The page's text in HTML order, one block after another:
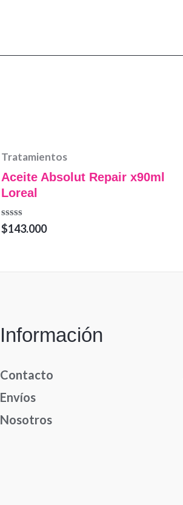
Tratamientos
Aceite Absolut Repair x90ml
Loreal
Valorado
en
$143.000
Información
Contacto
Envíos
Nosotros